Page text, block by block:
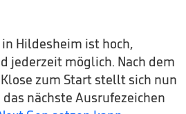
Hildesheim ist hoch,
jederzeit möglich. Nach dem
zum Start stellt sich nun
nächste Ausrufezeichen